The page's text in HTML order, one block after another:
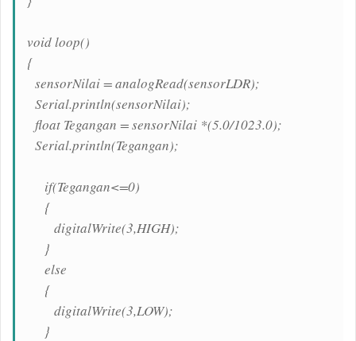
void loop()
{
sensorNilai = analogRead(sensorLDR);
Serial.println(sensorNilai);
float Tegangan = sensorNilai *(5.0/1023.0);
Serial.println(Tegangan);
if(Tegangan<=0)
{
digitalWrite(3,HIGH);
}
else
{
digitalWrite(3,LOW);
}